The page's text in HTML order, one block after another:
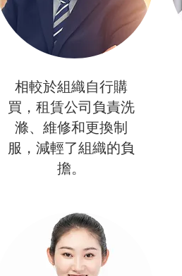
相較於組織自行購
買，租賃公司負責洗
滌、維修和更換制
服，減輕了組織的負
擔。